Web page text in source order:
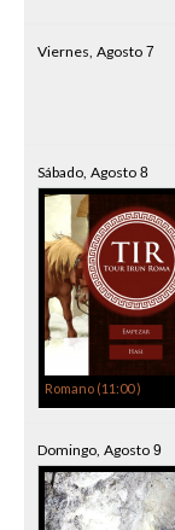
Viernes, Agosto 7
Sábado, Agosto 8
Romano (11:00)
Domingo, Agosto 9